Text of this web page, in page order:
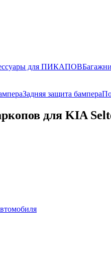
для ПИКАПОВ
Задняя защита бампера
для KIA